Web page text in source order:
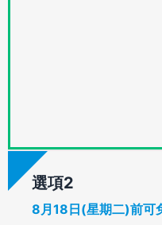
選項
8月18日(星期二)前可